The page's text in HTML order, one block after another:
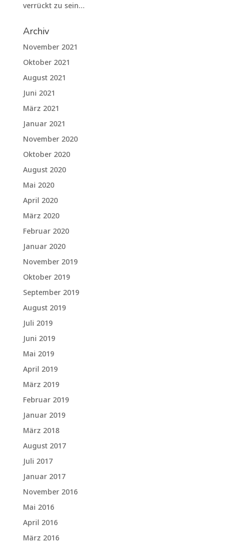
verrückt zu sein…
Archiv
November 2021
Oktober 2021
August 2021
Juni 2021
März 2021
Januar 2021
November 2020
Oktober 2020
August 2020
Mai 2020
April 2020
März 2020
Februar 2020
Januar 2020
November 2019
Oktober 2019
September 2019
August 2019
Juli 2019
Juni 2019
Mai 2019
April 2019
März 2019
Februar 2019
Januar 2019
März 2018
August 2017
Juli 2017
Januar 2017
November 2016
Mai 2016
April 2016
März 2016